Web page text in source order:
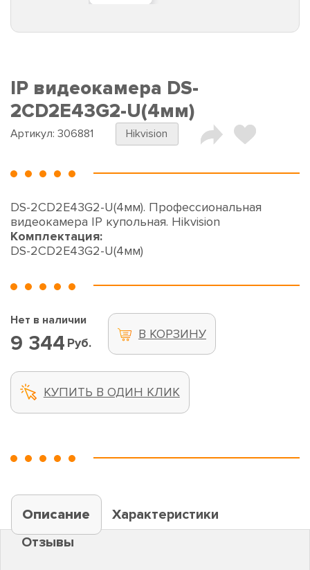
IP видеокамера DS-
2CD2E43G2-U(4мм)
Артикул: 306881 Hikvision
DS-2CD2E43G2-U(4мм). Профессиональная
видеокамера IP купольная. Hikvision
Комплектация:
DS-2CD2E43G2-U(4мм)
Нет в наличии
9 344 Руб.
В КОРЗИНУ
КУПИТЬ В ОДИН КЛИК
Описание
Характеристики
Отзывы